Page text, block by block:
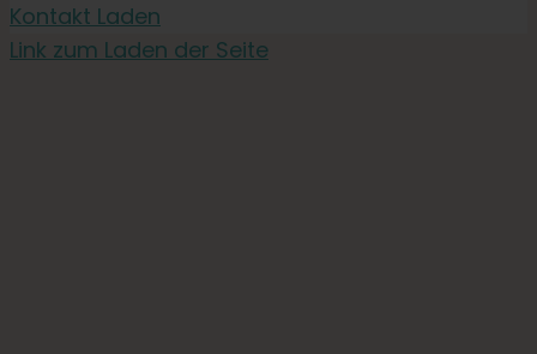
Kontakt Laden
Link zum Laden der Seite